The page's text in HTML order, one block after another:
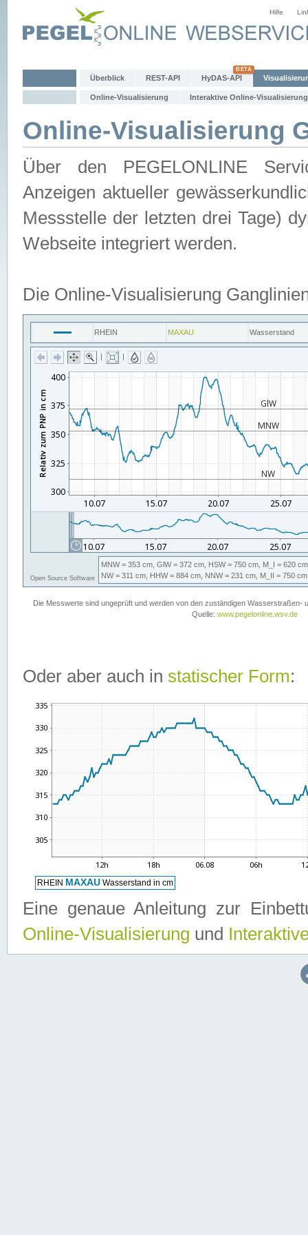
Hilfe
Überblick REST-API HyDAS-API
Online-Visualisierung Interaktive Online-Visualisierung
Online-Visualisierung
Über den PEGELONLINE
Anzeigen aktueller
Messstelle der letzten drei Tage)
Webseite integriert werden.
Die Online-Visualisierung
Oder aber auch in statischer Form:
Eine genaue Anleitung zur
Online-Visualisierung und